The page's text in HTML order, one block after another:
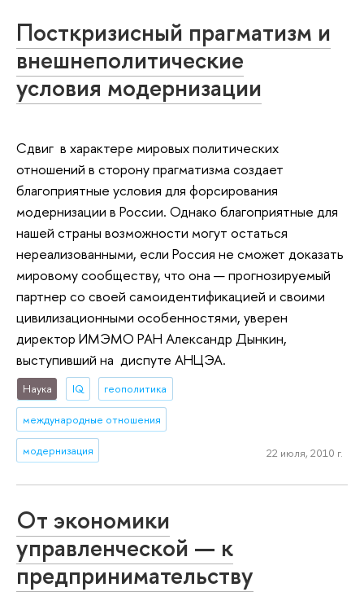
Посткризисный прагматизм и
внешнеполитические
условия модернизации
Сдвиг в характере мировых политических
отношений в сторону прагматизма создает
благоприятные условия для форсирования
модернизации в России. Однако благоприятные для
нашей страны возможности могут остаться
нереализованными, если Россия не сможет доказать
мировому сообществу, что она — прогнозируемый
партнер со своей самоидентификацией и своими
цивилизационными особенностями, уверен
директор ИМЭМО РАН Александр Дынкин,
выступивший на диспуте АНЦЭА.
Наука IQ геополитика
международные отношения
модернизация 22 июля, 2010 г.
От экономики
управленческой — к
предпринимательству